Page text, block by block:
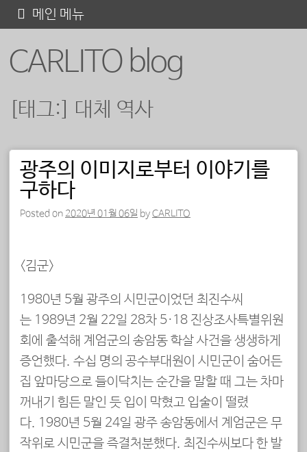
CARLITO blog
메인 메뉴
텐
[태그:] 대체 역사
포스트 내비게이션
광주의 이미지로부터 이야기를
구하다
Posted on 2020년 01월 06일 byCARLITO
<김군>
1980년 5월 광주의 시민군이었던 최진수씨
는 1989년 2월 22일 28차 5·18 진상조사특별위원
회에 출석해 계엄군의 송암동 학살 사건을 생생하게
증언했다. 수십 명의 공수부대원이 시민군이 숨어든
집 앞마당으로 들이닥치는 순간을 말할 때 그는 차마
꺼내기 힘든 말인 듯 입이 막혔고 입술이 떨렸
다. 1980년 5월 24일 광주 송암동에서 계엄군은 무
작위로 시민군을 즉결처분했다. 최진수씨보다 한 발